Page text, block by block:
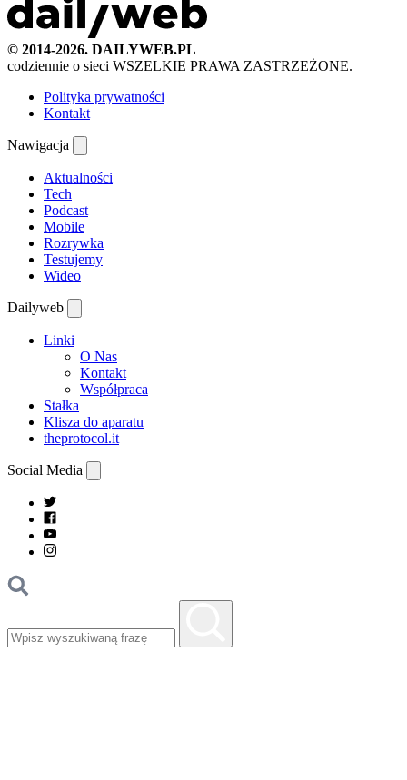
© 2014-2026. DAILYWEB.PL
codziennie o sieci WSZELKIE PRAWA ZASTRZEŻONE.
Polityka prywatności
Kontakt
Nawigacja
Aktualności
Tech
Podcast
Mobile
Rozrywka
Testujemy
Wideo
Dailyweb
Linki
O Nas
Kontakt
Współpraca
Stałka
Klisza do aparatu
theprotocol.it
Social Media